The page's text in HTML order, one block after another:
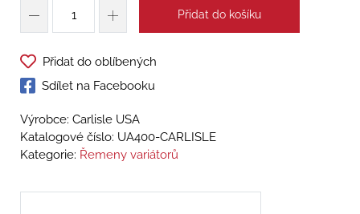
Přidat do košíku
Přidat do oblíbených
Sdílet na Facebooku
Výrobce: Carlisle USA
Katalogové číslo: UA400-CARLISLE
Kategorie: Řemeny variátorů